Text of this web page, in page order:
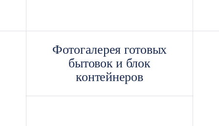
Фотогалерея готовых
бытовок и блок
контейнеров